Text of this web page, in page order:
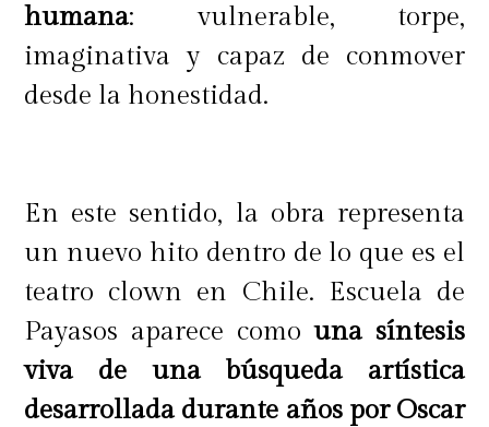
humana: vulnerable, torpe,
imaginativa y capaz de conmover
desde la honestidad.
En este sentido, la obra representa
un nuevo hito dentro de lo que es el
teatro clown en Chile. Escuela de
Payasos aparece comouna síntesis
viva de una búsqueda artística
desarrollada durante años por Oscar